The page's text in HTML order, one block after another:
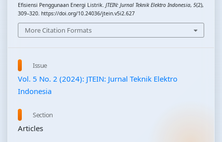
Efisiensi Penggunaan Energi Listrik. JTEIN: Jurnal Teknik Elektro Indonesia, 5(2),
309–320. https://doi.org/10.24036/jtein.v5i2.627
More Citation Formats
Issue
Vol. 5 No. 2 (2024): JTEIN: Jurnal Teknik Elektro
Indonesia
Section
Articles